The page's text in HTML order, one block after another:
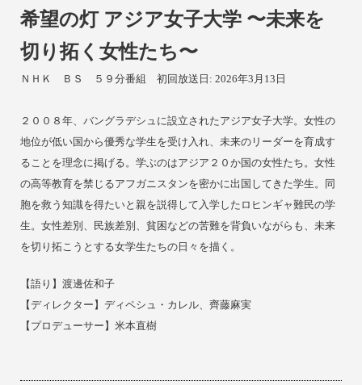
希望の灯 アジア女子大学 〜未来を
切り拓く女性たち〜
ＮＨＫ ＢＳ ５９分番組 初回放送日: 2026年3月13日
２００８年、バングラデシュに設立されたアジア女子大学。女性の
地位が低い国から優秀な学生を受け入れ、未来のリーダーを育成す
ることを理念に掲げる。学ぶのはアジア２０か国の女性たち。女性
の高等教育を禁じるアフガニスタンを密かに出国してきた学生。同
胞を救う知識を得たいと親を説得して入学したロヒンギャ難民の学
生。女性差別、民族差別、貧困などの苦難を背負いながらも、未来
を切り拓こうとする女学生たちの日々を描く。
【語り】渡邊佐和子
【ディレクター】ディペシュ・カレル、齊藤麻実
【プロデューサー】米本直樹